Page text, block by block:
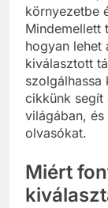
környezetbe
Mindemellett
hogyan lehet
kiválasztott
szolgálhassa
cikkünk segít
világában,
olvasókat.
Miért